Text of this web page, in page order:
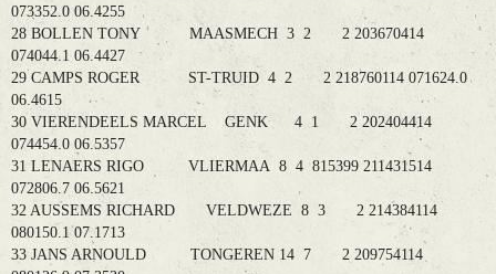
073352.0 06.4255
28 BOLLEN TONY MAASMECH 3 2 2 203670414
074044.1 06.4427
29 CAMPS ROGER ST-TRUID 4 2 2 218760114 071624.0
06.4615
30 VIERENDEELS MARCEL GENK 4 1 2 202404414
074454.0 06.5357
31 LENAERS RIGO VLIERMAA 8 4 815399 211431514
072806.7 06.5621
32 AUSSEMS RICHARD VELDWEZE 8 3 2 214384114
080150.1 07.1713
33 JANS ARNOULD TONGEREN 14 7 2 209754114